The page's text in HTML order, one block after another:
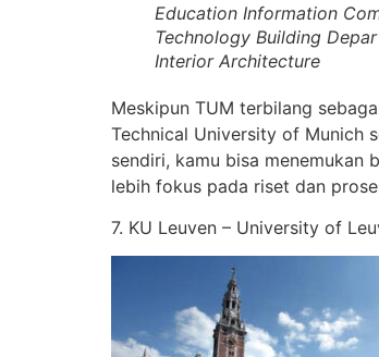
Education Information
Technology Building
Interior Architecture
Meskipun TUM terbilang
Technical University of Munich
sendiri, kamu bisa
lebih fokus pada riset dan
7. KU Leuven – University of